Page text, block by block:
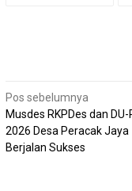
Navigasi
pos
Pos sebelumnya
Musdes RKPDes dan DU-
2026 Desa Peracak Jaya
Berjalan Sukses